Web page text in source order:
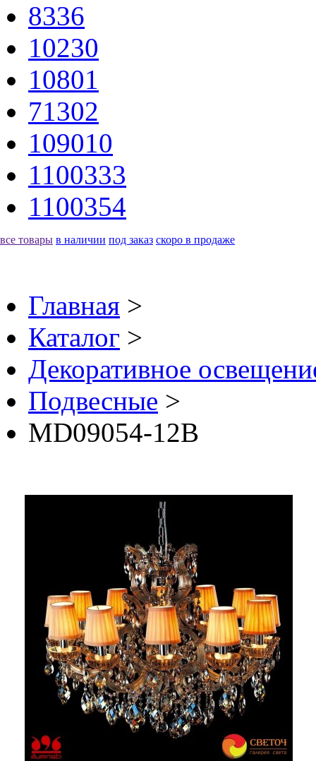
8336
10230
10801
71302
109010
1100333
1100354
все товары в наличии под заказ скоро в продаже
Главная >
Каталог >
Декоративное
Подвесные >
MD09054-12B